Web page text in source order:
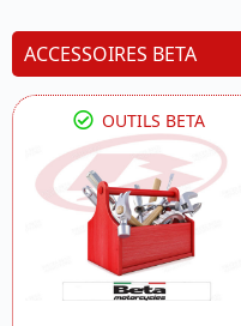
ACCESSOIRES BETA
OUTILS BETA